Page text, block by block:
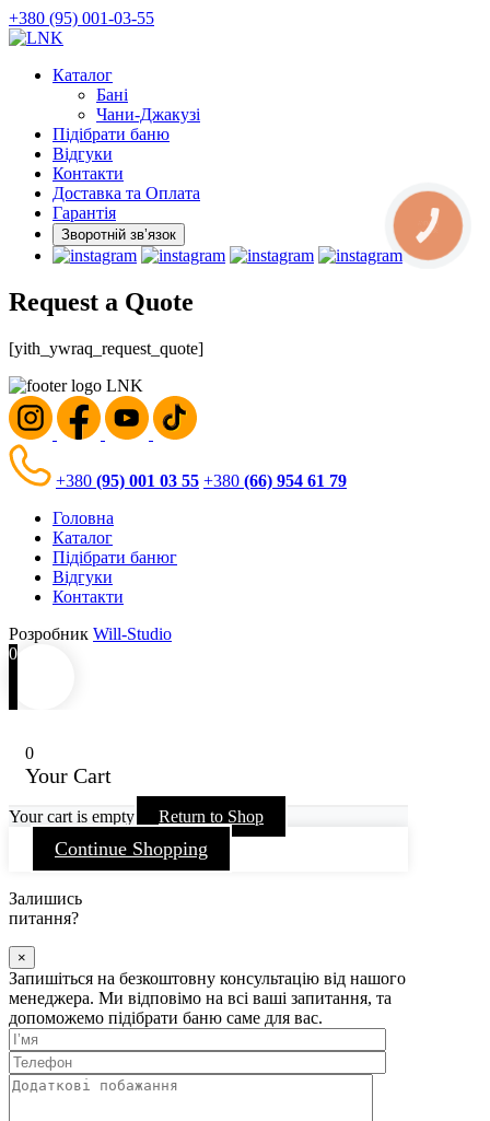
Skip
to
content
+380 (95) 001-03-55
Каталог
Бані
Чани-Джакузі
Підібрати баню
Відгуки
Контакти
Доставка та Оплата
Гарантія
Зворотній звʼязок
Request a Quote
[yith_ywraq_request_quote]
+380 (95) 001 03 55 +380 (66) 954 61 79
Головна
Каталог
Підібрати банюг
Відгуки
Контакти
Розробник Will-Studio
0
0
Your Cart
Your cart is empty Return to Shop
Continue Shopping
Залишись
питання?
×
Запишіться на безкоштовну консультацію від нашого
менеджера. Ми відповімо на всі ваші запитання, та
допоможемо підібрати баню саме для вас.
КНОПКА
ЗВ'ЯЗКУ